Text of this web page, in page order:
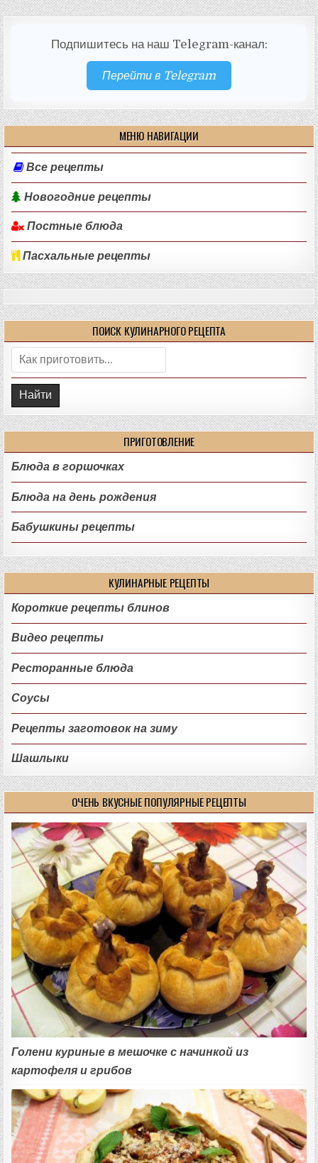
Подпишитесь на наш Telegram-канал:
Перейти в Telegram
МЕНЮ НАВИГАЦИИ
Все рецепты
Новогодние рецепты
Постные блюда
Пасхальные рецепты
ПОИСК КУЛИНАРНОГО РЕЦЕПТА
Поиск:
ПРИГОТОВЛЕНИЕ
Блюда в горшочках
Блюда на день рождения
Бабушкины рецепты
КУЛИНАРНЫЕ РЕЦЕПТЫ
Короткие рецепты блинов
Видео рецепты
Ресторанные блюда
Соусы
Рецепты заготовок на зиму
Шашлыки
ОЧЕНЬ ВКУСНЫЕ ПОПУЛЯРНЫЕ РЕЦЕПТЫ
Голени куриные в мешочке с начинкой из
картофеля и грибов